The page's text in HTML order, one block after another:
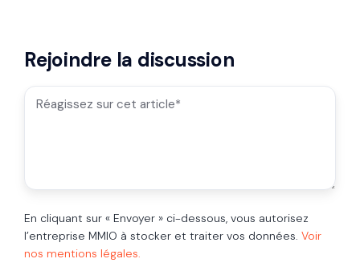
Rejoindre la discussion
En cliquant sur « Envoyer » ci-dessous, vous autorisez
l’entreprise MMIO à stocker et traiter vos données. Voir
nos mentions légales.